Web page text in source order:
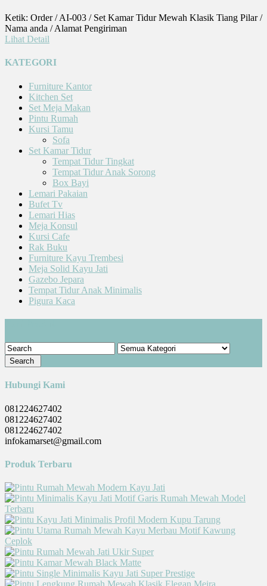
Ketik: Order / AI-003 / Set Kamar Tidur Mewah Klasik Tiang Pilar /
Nama anda / Alamat Pengiriman
Lihat Detail
KATEGORI
Furniture Kantor
Kitchen Set
Set Meja Makan
Pintu Rumah
Kursi Tamu
Sofa
Set Kamar Tidur
Tempat Tidur Tingkat
Tempat Tidur Anak Sorong
Box Bayi
Lemari Pakaian
Bufet Tv
Lemari Hias
Meja Konsul
Kursi Cafe
Rak Buku
Furniture Kayu Trembesi
Meja Solid Kayu Jati
Gazebo Jepara
Tempat Tidur Anak Minimalis
Pigura Kaca
Hubungi Kami
081224627402
081224627402
081224627402
infokamarset@gmail.com
Produk Terbaru